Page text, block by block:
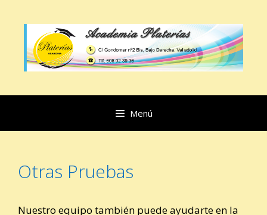
contenido
Menú
Otras Pruebas
Nuestro equipo también puede ayudarte en la